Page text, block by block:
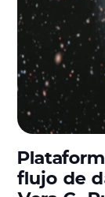
flujo de